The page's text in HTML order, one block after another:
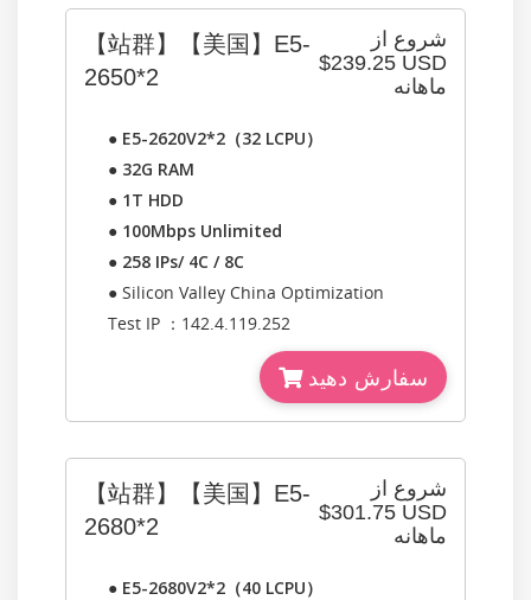
شروع از
$239.25 USD
ماهانه
【站群】【美国】E5-
2650*2
● E5-2620V2*2（32 LCPU）
● 32G RAM
● 1T HDD
● 100Mbps Unlimited
● 258 IPs/ 4C / 8C
● Silicon Valley China Optimization
Test IP ：142.4.119.252
سفارش دهید
شروع از
$301.75 USD
ماهانه
【站群】【美国】E5-
2680*2
● E5-2680V2*2（40 LCPU）